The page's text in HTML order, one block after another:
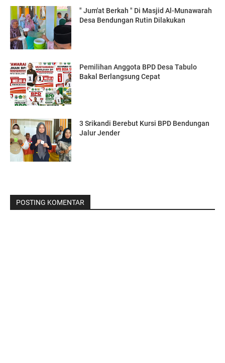
" Jum'at Berkah " Di Masjid Al-Munawarah
Desa Bendungan Rutin Dilakukan
Pemilihan Anggota BPD Desa Tabulo
Bakal Berlangsung Cepat
3 Srikandi Berebut Kursi BPD Bendungan
Jalur Jender
POSTING KOMENTAR